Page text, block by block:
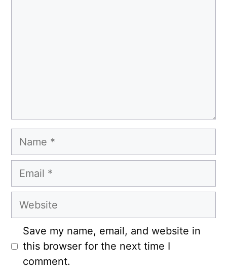
Name
Email
Website
Save my name, email, and website in
this browser for the next time I
comment.